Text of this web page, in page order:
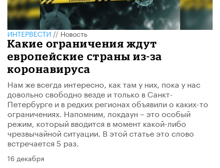
ИНТЕРВЕСТИ//Новость
Какие ограничения ждут
европейские страны из-за
коронавируса
Нам же всегда интересно, как там у них, пока у нас
довольно свободно везде и только в Санкт-
Петербурге и в редких регионах объявили о каких-то
ограничениях. Напомним, локдаун – это особый
режим, который вводится в момент какой-либо
чрезвычайной ситуации​. В этой статье это слово
встречается 5 раз.
16 декабря